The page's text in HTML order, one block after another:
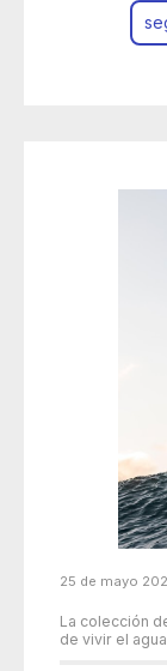
25 de mayo
La colección
de vivir el agua